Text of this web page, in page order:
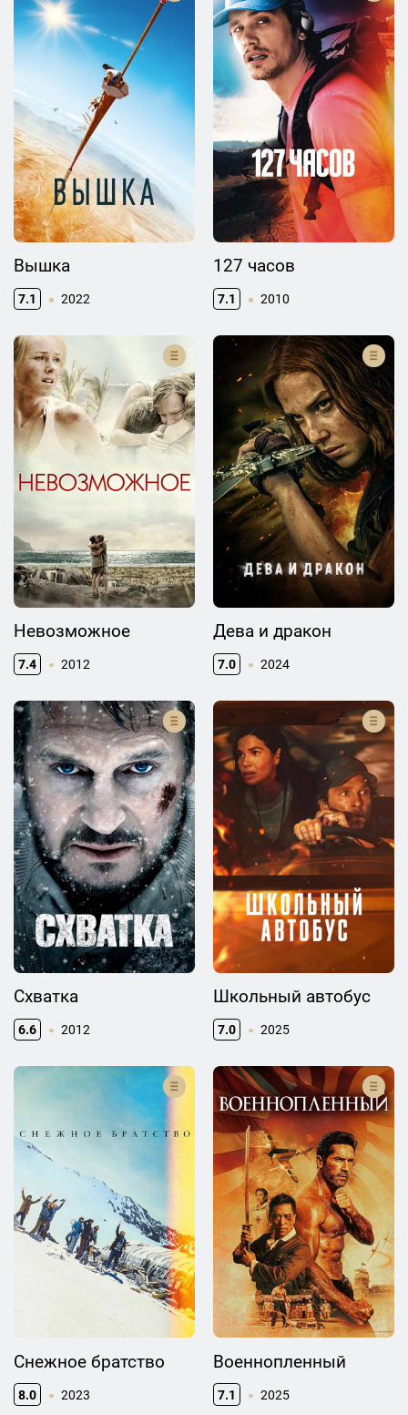
Вышка
7.1 2022
127 часов
7.1 2010
Невозможное
7.4 2012
Дева и дракон
7.0 2024
Схватка
6.6 2012
Школьный автобус
7.0 2025
Снежное братство
8.0 2023
Военнопленный
7.1 2025